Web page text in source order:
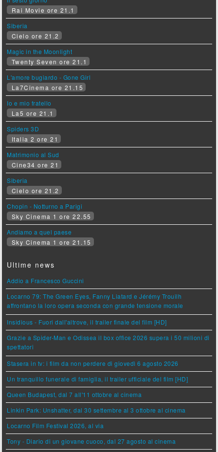
Rai Movie ore 21.1
Siberia
Cielo ore 21.2
Magic in the Moonlight
Twenty Seven ore 21.1
L'amore bugiardo - Gone Girl
La7Cinema ore 21.15
Io e mio fratello
La5 ore 21.1
Spiders 3D
Italia 2 ore 21
Matrimonio al Sud
Cine34 ore 21
Siberia
Cielo ore 21.2
Chopin - Notturno a Parigi
Sky Cinema 1 ore 22.55
Andiamo a quel paese
Sky Cinema 1 ore 21.15
Ultime news
Addio a Francesco Guccini
Locarno 79: The Green Eyes, Fanny Liatard e Jérémy Trouilh
affrontano la loro opera seconda con grande tensione morale
Insidious - Fuori dall'altrove, il trailer finale del film [HD]
Grazie a Spider-Man e Odissea il box office 2026 supera i 50 milioni di
spettatori
Stasera in tv: i film da non perdere di giovedì 6 agosto 2026
Un tranquillo funerale di famiglia, il trailer ufficiale del film [HD]
Queen Budapest, dal 7 all'11 ottobre al cinema
Linkin Park: Unshatter, dal 30 settembre al 3 ottobre al cinema
Locarno Film Festival 2026, al via
Tony - Diario di un giovane cuoco, dal 27 agosto al cinema